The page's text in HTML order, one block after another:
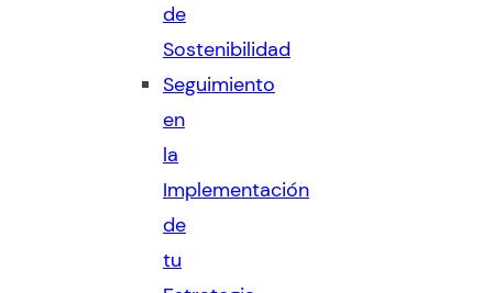
de
Sostenibilidad
Seguimiento
en
la
Implementación
de
tu